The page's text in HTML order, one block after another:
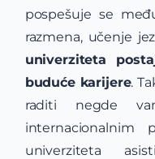
pospešuje se
razmena, učenje
univerziteta
buduće karijere.
raditi negde
internacionalnim
univerziteta